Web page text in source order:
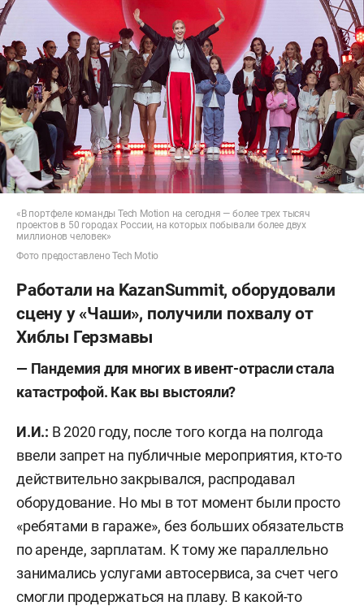
«В портфеле команды Tech Motion на сегодня — более трех тысяч
проектов в 50 городах России, на которых побывали более двух
миллионов человек»
Фото предоставлено Tech Motio
Работали на KazanSummit, оборудовали
сцену у «Чаши», получили похвалу от
Хиблы Герзмавы
— Пандемия для многих в ивент-отрасли стала
катастрофой. Как вы выстояли?
И.И.: В 2020 году, после того когда на полгода
ввели запрет на публичные мероприятия, кто-то
действительно закрывался, распродавал
оборудование. Но мы в тот момент были просто
«ребятами в гараже», без больших обязательств
по аренде, зарплатам. К тому же параллельно
занимались услугами автосервиса, за счет чего
смогли продержаться на плаву. В какой-то